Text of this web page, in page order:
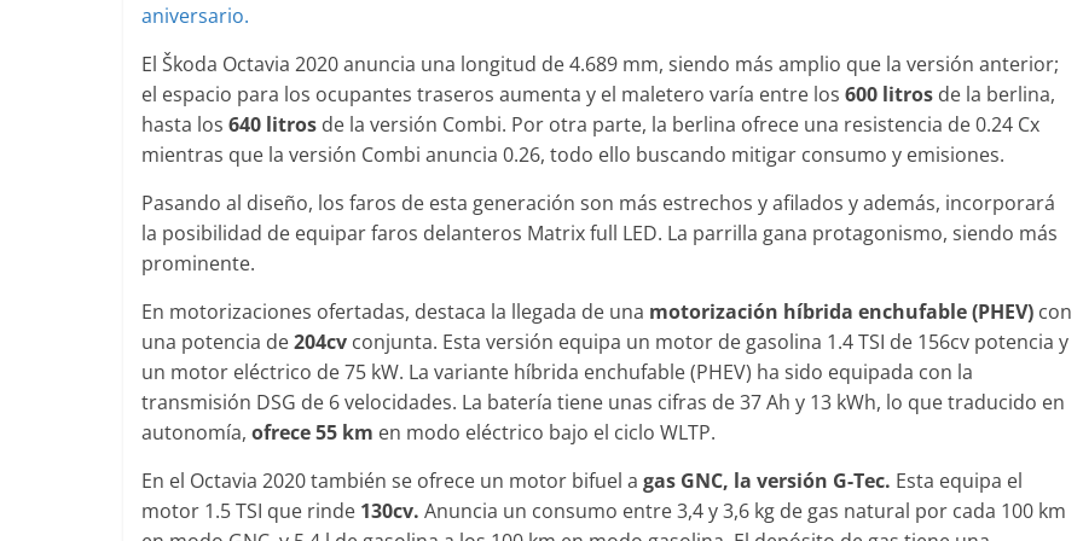
aniversario.
El Škoda Octavia 2020 anuncia una longitud de 4.689 mm, siendo más amplio que la versión anterior;
el espacio para los ocupantes traseros aumenta y el maletero varía entre los 600 litros de la berlina,
hasta los 640 litros de la versión Combi. Por otra parte, la berlina ofrece una resistencia de 0.24 Cx
mientras que la versión Combi anuncia 0.26, todo ello buscando mitigar consumo y emisiones.
Pasando al diseño, los faros de esta generación son más estrechos y afilados y además, incorporará
la posibilidad de equipar faros delanteros Matrix full LED. La parrilla gana protagonismo, siendo más
prominente.
En motorizaciones ofertadas, destaca la llegada de una motorización híbrida enchufable (PHEV) con
una potencia de204cv conjunta. Esta versión equipa un motor de gasolina 1.4 TSI de 156cv potencia y
un motor eléctrico de 75 kW. La variante híbrida enchufable (PHEV) ha sido equipada con la
transmisión DSG de 6 velocidades. La batería tiene unas cifras de 37 Ah y 13 kWh, lo que traducido en
autonomía, ofrece 55 km en modo eléctrico bajo el ciclo WLTP.
En el Octavia 2020 también se ofrece un motor bifuel a gas GNC, la versión G-Tec. Esta equipa el
motor 1.5 TSI que rinde 130cv. Anuncia un consumo entre 3,4 y 3,6 kg de gas natural por cada 100 km
BMW Serie 7: lujo desde
28 de junio de 2022 mospotter84 0
Clásicos
20 años del Porsche
Cayenne
10 de junio de 2022 mospotter84 0
50 años del BMW 1602: el
fabricante bávaro
4 de mayo de 2022 mospotter84
Vídeo
El Mazda CX-5 2022 logra la
máxima nota en las pruebas
de seguridad del IIHS
11 de noviembre de 2021
mospotter84
Seguridad
Llamada a revisión en
modelos Toyota y Lexus
la bomba de gasolina
2 de julio de 2021 mospotter84